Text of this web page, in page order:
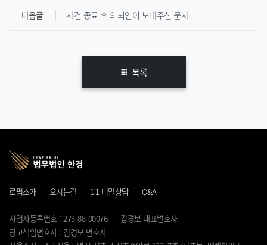
다음글 사건 종료 후 의뢰인이 보내주신 문자
목록
로펌소개 오시는길 1:1 비밀상담 Q&A
사업자등록번호 : 273-88-00076
김경보 대표변호사
광고책임변호사 : 김경보 변호사